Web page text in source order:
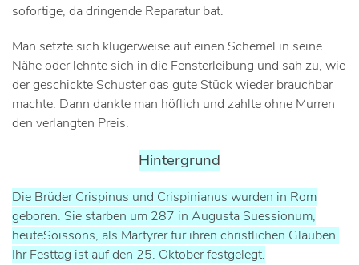
sofortige, da dringende Reparatur bat.
Man setzte sich klugerweise auf einen Schemel in seine
Nähe oder lehnte sich in die Fensterleibung und sah zu, wie
der geschickte Schuster das gute Stück wieder brauchbar
machte. Dann dankte man höflich und zahlte ohne Murren
den verlangten Preis.
Hintergrund
Die Brüder Crispinus und Crispinianus wurden in Rom
geboren. Sie starben um 287 in Augusta Suessionum,
heuteSoissons, als Märtyrer für ihren christlichen Glauben.
Ihr Festtag ist auf den 25. Oktober festgelegt.